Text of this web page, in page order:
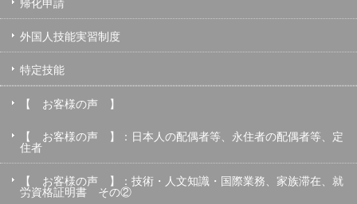
帰化申請
外国人技能実習制度
特定技能
【 お客様の声 】
【 お客様の声 】：日本人の配偶者等、永住者の配偶者等、定
住者
【 お客様の声 】：技術・人文知識・国際業務、家族滞在、就
労資格証明書 その②